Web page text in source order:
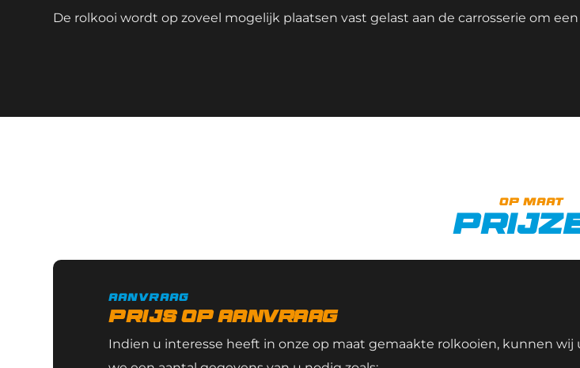
De rolkooi wordt op zoveel mogelijk plaatsen vast gelast aan de carrosserie om
op maat
aanvraag
Prijs op aanvraag
Indien u interesse heeft in onze op maat gemaakte rolkooien, kunnen wij